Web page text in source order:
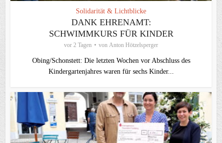
Solidarität & Lichtblicke
DANK EHRENAMT:
SCHWIMMKURS FÜR KINDER
vor 2 Tagen von Anton Hötzelsperger
Obing/Schonstett: Die letzten Wochen vor Abschluss des
Kindergartenjahres waren für sechs Kinder...